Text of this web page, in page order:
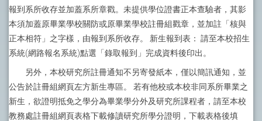
報到系所收存並加蓋系所章戳。未提供學位證書正本查驗者，其影
本須加蓋原畢業學校關防或原畢業學校註冊組戳章，並加註「核與
正本相符」之字樣，由報到系所收存。 新生報到表： 請至本校招生
系統(網路報名系統)點選「錄取報到」完成資料後印出。
另外，本校研究所註冊通知不另寄發紙本，僅以簡訊通知，並
公告於註冊組網頁左方新生專區。 若有他校或本校非同系所畢業之
新生，欲證明抵免之學分為畢業學分外及研究所課程者，請至本校
教務處註冊組網頁表格下載修讀研究所學分證明，下載表格後填